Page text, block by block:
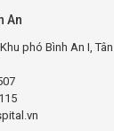
An
phó Bình An I, Tân